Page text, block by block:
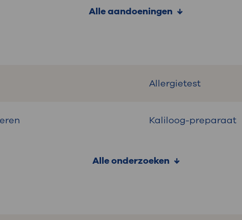
Alle aandoeningen
Allergietest
Kaliloog-preparaat
Alle onderzoeken